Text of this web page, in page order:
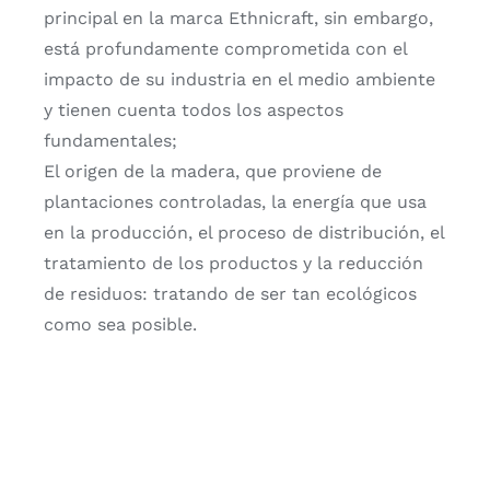
principal en la marca Ethnicraft, sin embargo,
está profundamente comprometida con el
impacto de su industria en el medio ambiente
y tienen cuenta todos los aspectos
fundamentales;
El origen de la madera, que proviene de
plantaciones controladas, la energía que usa
en la producción, el proceso de distribución, el
tratamiento de los productos y la reducción
de residuos: tratando de ser tan ecológicos
como sea posible.